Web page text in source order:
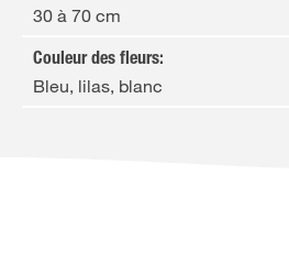
30 à 70 cm
Couleur des fleurs:
Bleu, lilas, blanc